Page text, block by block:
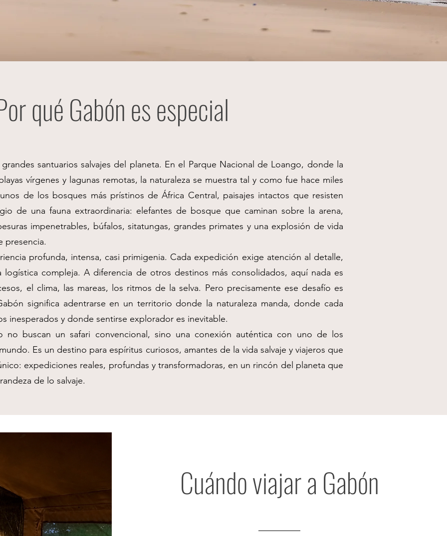
qué Gabón es especial
santuarios salvajes del planeta. En el Parque Nacional de Loango, donde la
vírgenes y lagunas remotas, la naturaleza se muestra tal y como fue hace miles
de los bosques más prístinos de África Central, paisajes intactos que resisten
de una fauna extraordinaria: elefantes de bosque que caminan sobre la arena,
impenetrables, búfalos, sitatungas, grandes primates y una explosión de vida
presencia.
profunda, intensa, casi primigenia. Cada expedición exige atención al detalle,
logística compleja. A diferencia de otros destinos más consolidados, aquí nada es
el clima, las mareas, los ritmos de la selva. Pero precisamente ese desafío es
significa adentrarse en un territorio donde la naturaleza manda, donde cada
inesperados y donde sentirse explorador es inevitable.
no buscan un safari convencional, sino una conexión auténtica con uno de los
Es un destino para espíritus curiosos, amantes de la vida salvaje y viajeros que
expediciones reales, profundas y transformadoras, en un rincón del planeta que
de lo salvaje.
Cuándo viajar a Gabón